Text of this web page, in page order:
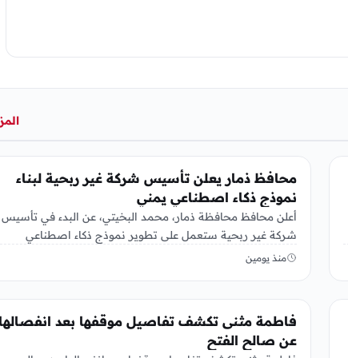
محافظ ذمار يعلن تأسيس شركة غير ربحية لبناء
نموذج ذكاء اصطناعي يمني
أعلن محافظ محافظة ذمار، محمد البخيتي، عن البدء في تأسيس
شركة غير ربحية ستعمل على تطوير نموذج ذكاء اصطناعي
خاص…
منذ يومين
فاطمة مثنى تكشف تفاصيل موقفها بعد
عن صالح الفتح